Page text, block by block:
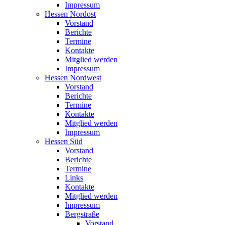
Impressum
Hessen Nordost
Vorstand
Berichte
Termine
Kontakte
Mitglied werden
Impressum
Hessen Nordwest
Vorstand
Berichte
Termine
Kontakte
Mitglied werden
Impressum
Hessen Süd
Vorstand
Berichte
Termine
Links
Kontakte
Mitglied werden
Impressum
Bergstraße
Vorstand